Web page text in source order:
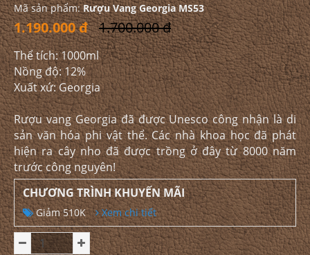
Mã sản phẩm:Rượu Vang Georgia MS53
1.190.000 đ 1.700.000 đ
Thể tích: 1000ml
Nồng độ: 12%
Xuất xứ: Georgia
Rượu vang Georgia đã được Unesco công nhận là di
sản văn hóa phi vật thể. Các nhà khoa học đã phát
hiện ra cây nho đã được trồng ở đây từ 8000 năm
trước công nguyên!
CHƯƠNG TRÌNH KHUYẾN MÃI
Giảm 510K Xem chi tiết